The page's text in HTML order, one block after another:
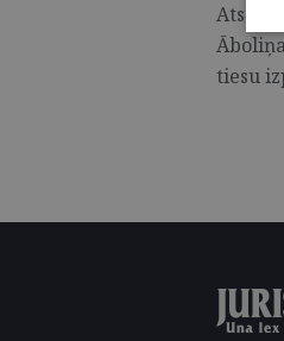
tiesu